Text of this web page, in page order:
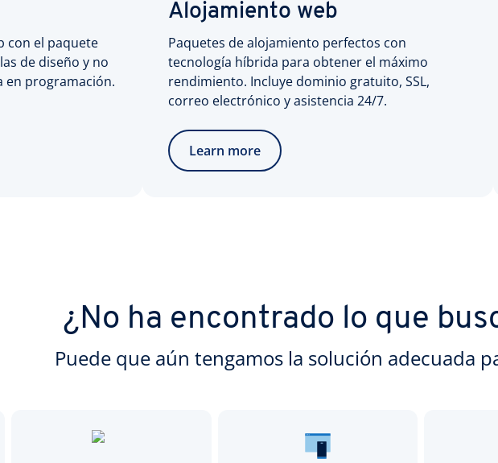
con el paquete
de diseño y no
en programación.
Alojamiento web
Paquetes de alojamiento perfectos con
tecnología híbrida para obtener el máximo
rendimiento. Incluye dominio gratuito, SSL,
correo electrónico y asistencia 24/7.
Learn more
¿No ha encontrado lo que
Puede que aún tengamos la solución adecuada